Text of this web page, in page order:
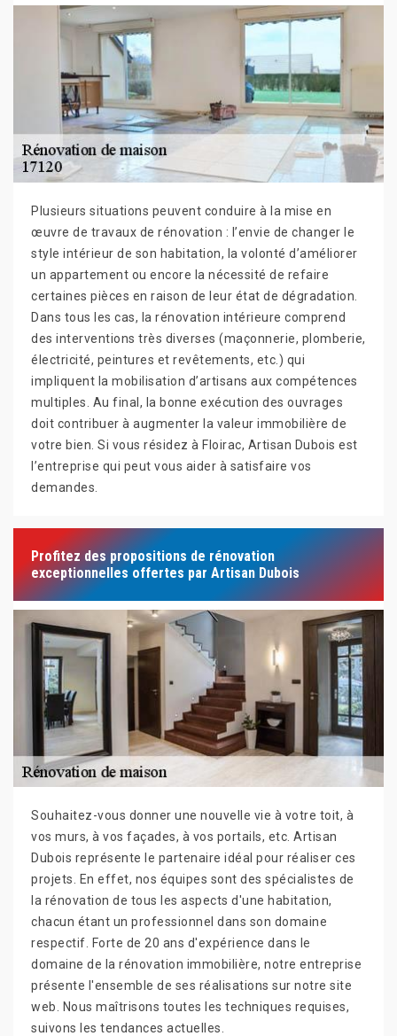
Plusieurs situations peuvent conduire à la mise en
œuvre de travaux de rénovation : l’envie de changer le
style intérieur de son habitation, la volonté d’améliorer
un appartement ou encore la nécessité de refaire
certaines pièces en raison de leur état de dégradation.
Dans tous les cas, la rénovation intérieure comprend
des interventions très diverses (maçonnerie, plomberie,
électricité, peintures et revêtements, etc.) qui
impliquent la mobilisation d’artisans aux compétences
multiples. Au final, la bonne exécution des ouvrages
doit contribuer à augmenter la valeur immobilière de
votre bien. Si vous résidez à Floirac, Artisan Dubois est
l’entreprise qui peut vous aider à satisfaire vos
demandes.
Profitez des propositions de rénovation
exceptionnelles offertes par Artisan Dubois
Souhaitez-vous donner une nouvelle vie à votre toit, à
vos murs, à vos façades, à vos portails, etc. Artisan
Dubois représente le partenaire idéal pour réaliser ces
projets. En effet, nos équipes sont des spécialistes de
la rénovation de tous les aspects d'une habitation,
chacun étant un professionnel dans son domaine
respectif. Forte de 20 ans d'expérience dans le
domaine de la rénovation immobilière, notre entreprise
présente l'ensemble de ses réalisations sur notre site
web. Nous maîtrisons toutes les techniques requises,
suivons les tendances actuelles.